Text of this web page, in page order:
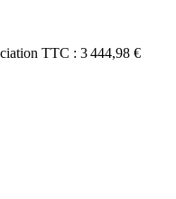
TTC : 3 444,98 €